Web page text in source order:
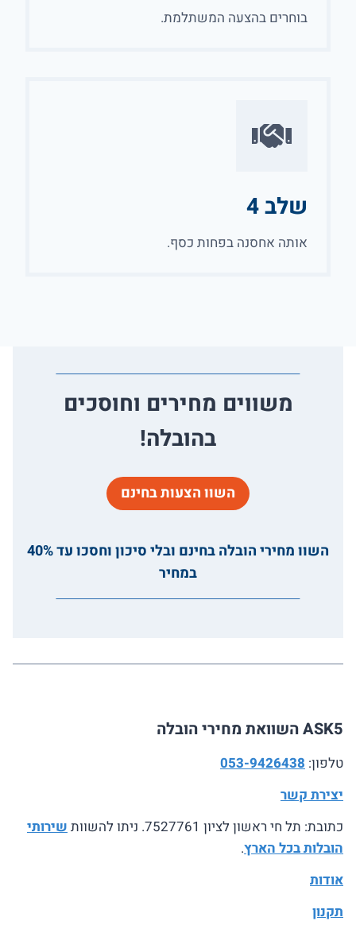
בוחרים בהצעה המשתלמת.
שלב 4
אותה אחסנה בפחות כסף.
משווים מחירים וחוסכים
בהובלה!
השוו הצעות בחינם
השוו מחירי הובלה בחינם ובלי סיכון וחסכו עד 40%
במחיר
ASK5 השוואת מחירי הובלה
טלפון: 053-9426438
יצירת קשר
כתובת: תל חי ראשון לציון 7527761. ניתו להשוות
שירותי
הובלות בכל הארץ.
אודות
תקנון